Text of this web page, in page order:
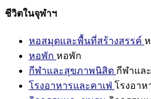
ชีวิตในจุฬาฯ
หอสมุดและพื้นที่สร้างสรรค์
หอพัก หอพัก
กีฬาและสุขภาพนิสิต กีฬาแล
โรงอาหารและคาเฟ่ โรงอาห